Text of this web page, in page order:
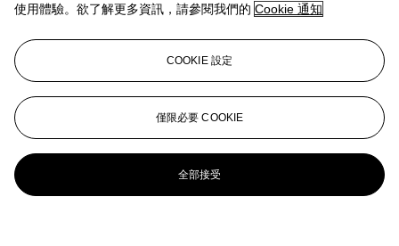
使用體驗。欲了解更多資訊，請參閱我們的 Cookie 通知
COOKIE 設定
僅限必要 COOKIE
全部接受